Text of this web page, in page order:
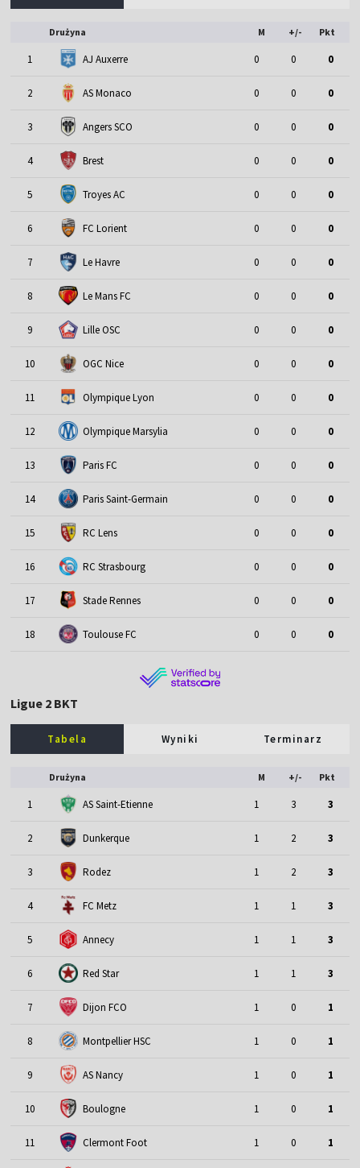
Drużyna M +/- Pkt
1 AJ Auxerre 0 0 0
2 AS Monaco 0 0 0
3 Angers SCO 0 0 0
4 Brest 0 0 0
5 Troyes AC 0 0 0
6 FC Lorient 0 0 0
7 Le Havre 0 0 0
8 Le Mans FC 0 0 0
9 Lille OSC 0 0 0
10 OGC Nice 0 0 0
11 Olympique Lyon 0 0 0
12 Olympique Marsylia 0 0 0
13 Paris FC 0 0 0
14 Paris Saint-Germain 0 0 0
15 RC Lens 0 0 0
16 RC Strasbourg 0 0 0
17 Stade Rennes 0 0 0
18 Toulouse FC 0 0 0
Ligue 2 BKT
Tabela Wyniki Terminarz
Drużyna M +/- Pkt
1 AS Saint-Etienne 1 3 3
2 Dunkerque 1 2 3
3 Rodez 1 2 3
4 FC Metz 1 1 3
5 Annecy 1 1 3
6 Red Star 1 1 3
7 Dijon FCO 1 0 1
8 Montpellier HSC 1 0 1
9 AS Nancy 1 0 1
10 Boulogne 1 0 1
11 Clermont Foot 1 0 1